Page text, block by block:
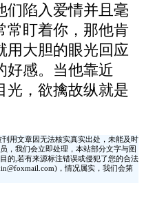
们陷入爱情并且毫
常盯着你，那他肯
用大胆的眼光回应
好感。当他靠近
光，欲擒故纵就是
用文章因无法核实真实出处，未能及时
，我们会立即处理，本站部分文字与图
的,若有来源标注错误或侵犯了您的合法
，情况属实，我们会第